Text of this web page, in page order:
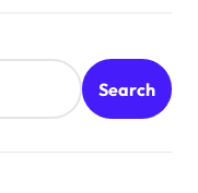
Search